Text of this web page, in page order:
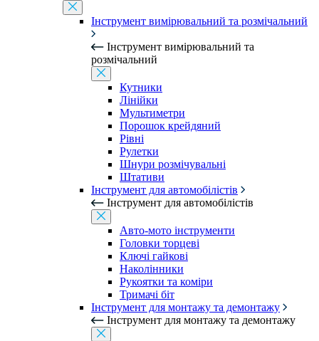
Інструмент вимірювальний та розмічальний
Інструмент вимірювальний та
розмічальний
Кутники
Лінійки
Мультиметри
Порошок крейдяний
Рівні
Рулетки
Шнури розмічувальні
Штативи
Інструмент для автомобілістів
Інструмент для автомобілістів
Авто-мото інструменти
Головки торцеві
Ключі гайкові
Наколінники
Рукоятки та коміри
Тримачі біт
Інструмент для монтажу та демонтажу
Інструмент для монтажу та демонтажу